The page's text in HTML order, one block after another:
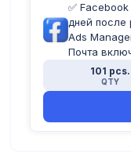
✅
дней после
Ads
Почта
101 pcs.
QTY